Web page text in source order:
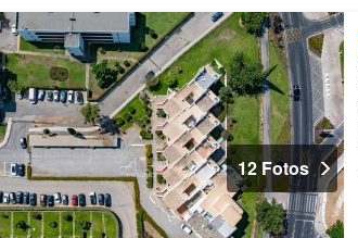
12 Fotos